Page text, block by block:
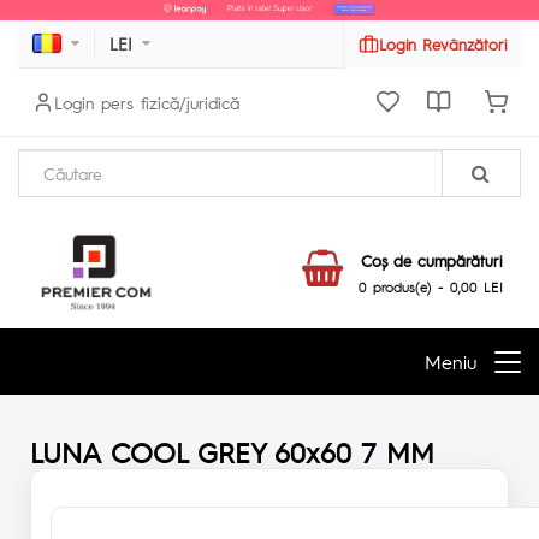
LEI Login Revânzători
Login pers fizică/juridică
Coş de cumpărături
0 produs(e) - 0,00 LEI
Meniu
LUNA COOL GREY 60x60 7 MM